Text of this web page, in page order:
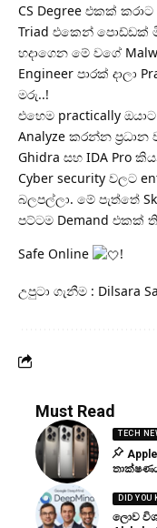
CS Degree එකක්
Triad එකෙන් පොඩ්ඩක්
හදාගෙන මේ වගේ
Engineer පාරක්
මරු..!
එහෙම practically
Analyze කරන්න
Ghidra සහ IDA Pro
Cyber security වලට
බලපල්ලා. මේ පැත්තේ
පට්ටම Demand එකක්
Safe Online
!
උපුටා ගැනීම : Dilsara
Must Read
TECH
DID YOU
ලොව